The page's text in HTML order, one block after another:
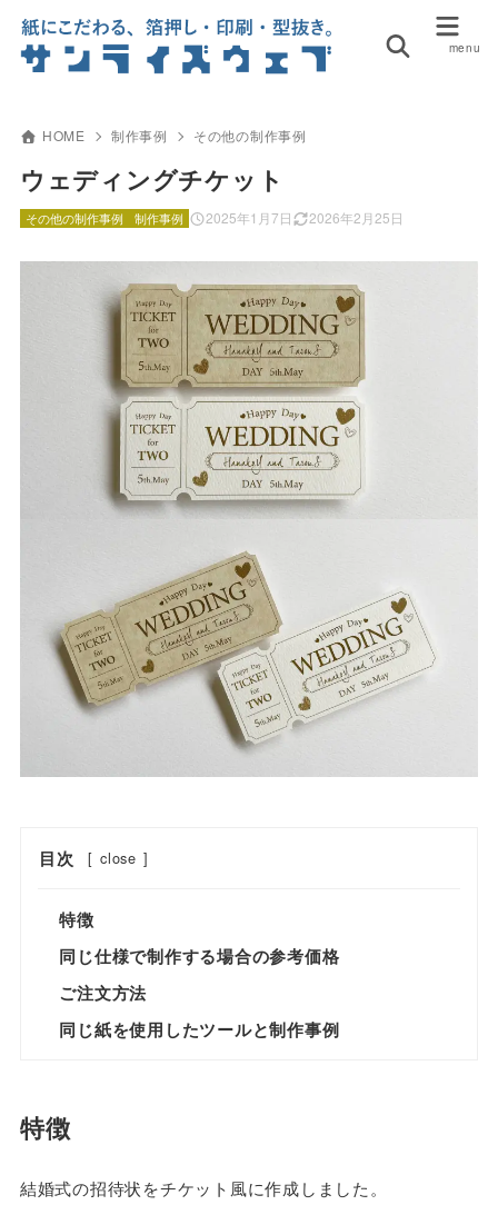
HOME 制作事例 その他の制作事例
ウェディングチケット
2025年1月7日 2026年2月25日
その他の制作事例 制作事例
目次 [ close ]
特徴
同じ仕様で制作する場合の参考価格
ご注文方法
同じ紙を使用したツールと制作事例
特徴
結婚式の招待状をチケット風に作成しました。